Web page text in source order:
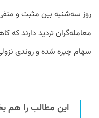
روز سه‌شنبه بین مثبت و
معامله‌گران تردید دارند که
سهام چیره شده و روندی
این مطالب را هم